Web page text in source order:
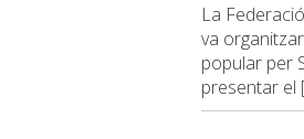
La
va
popular per
presentar el